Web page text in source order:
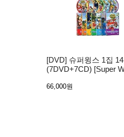
[DVD] 슈퍼윙스 1집
(7DVD+7CD) [Super
66,000원